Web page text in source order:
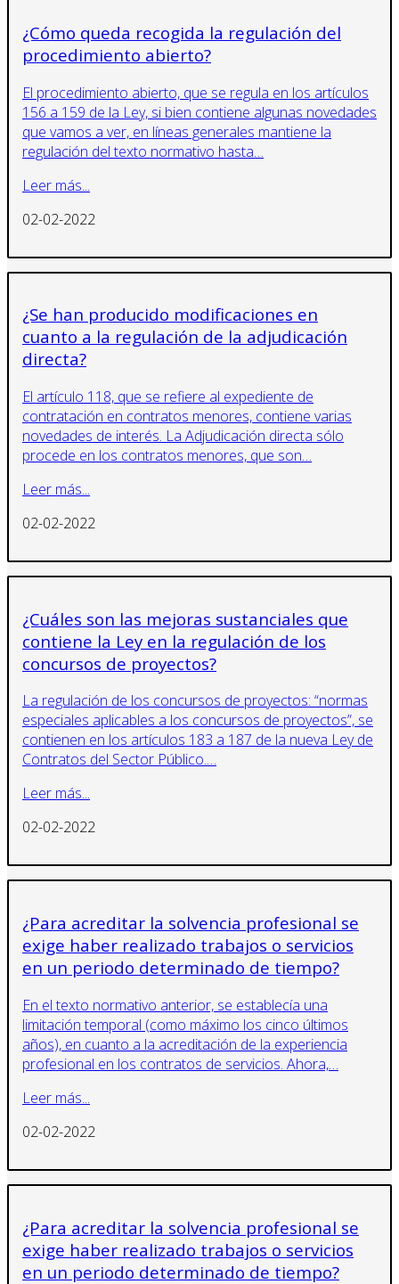
¿Cómo queda recogida la regulación del
procedimiento abierto?
El procedimiento abierto, que se regula en los artículos
156 a 159 de la Ley, si bien contiene algunas novedades
que vamos a ver, en líneas generales mantiene la
regulación del texto normativo hasta…
Leer más...
02-02-2022
¿Se han producido modificaciones en
cuanto a la regulación de la adjudicación
directa?
El artículo 118, que se refiere al expediente de
contratación en contratos menores, contiene varias
novedades de interés. La Adjudicación directa sólo
procede en los contratos menores, que son…
Leer más...
02-02-2022
¿Cuáles son las mejoras sustanciales que
contiene la Ley en la regulación de los
concursos de proyectos?
La regulación de los concursos de proyectos: “normas
especiales aplicables a los concursos de proyectos”, se
contienen en los artículos 183 a 187 de la nueva Ley de
Contratos del Sector Público.…
Leer más...
02-02-2022
¿Para acreditar la solvencia profesional se
exige haber realizado trabajos o servicios
en un periodo determinado de tiempo?
En el texto normativo anterior, se establecía una
limitación temporal (como máximo los cinco últimos
años), en cuanto a la acreditación de la experiencia
profesional en los contratos de servicios. Ahora,…
Leer más...
02-02-2022
¿Para acreditar la solvencia profesional se
exige haber realizado trabajos o servicios
en un periodo determinado de tiempo?